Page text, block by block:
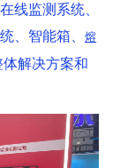
线监测系统、
、智能箱、 熔
体解决方案和